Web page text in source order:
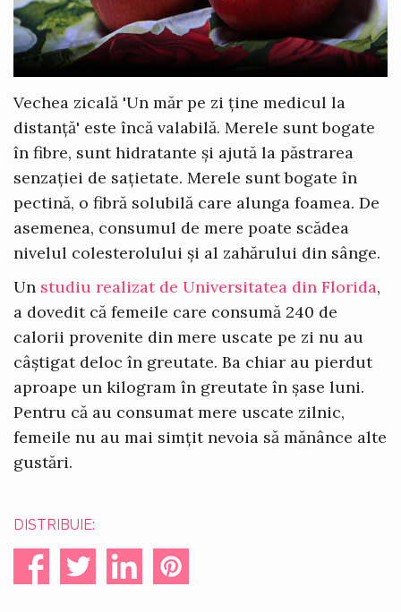
Vechea zicală 'Un măr pe zi ține medicul la
distanță' este încă valabilă. Merele sunt bogate
în fibre, sunt hidratante și ajută la păstrarea
senzației de sațietate. Merele sunt bogate în
pectină, o fibră solubilă care alunga foamea. De
asemenea, consumul de mere poate scădea
nivelul colesterolului și al zahărului din sânge.
Un studiu realizat de Universitatea din Florida,
a dovedit că femeile care consumă 240 de
calorii provenite din mere uscate pe zi nu au
câștigat deloc în greutate. Ba chiar au pierdut
aproape un kilogram în greutate în șase luni.
Pentru că au consumat mere uscate zilnic,
femeile nu au mai simțit nevoia să mănânce alte
gustări.
DISTRIBUIE: